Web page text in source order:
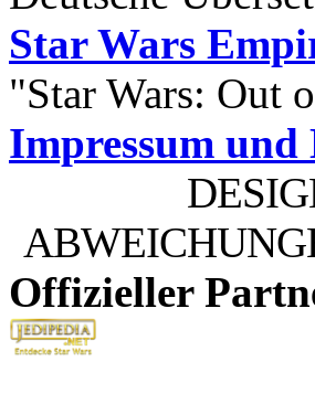
Star Wars
"Star Wars: Out
Impressum und
Offizieller